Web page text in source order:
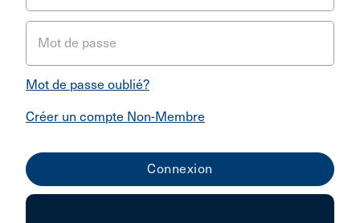
Mot de passe
Mot de passe oublié?
Créer un compte Non-Membre